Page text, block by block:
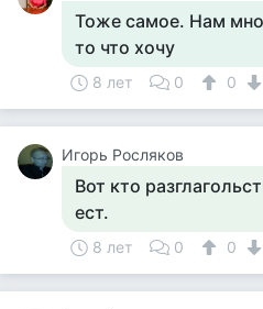
Тоже самое. Нам
то что хочу
8 лет 0 0
Игорь Росляков
Вот кто
ест.
8 лет 0 0